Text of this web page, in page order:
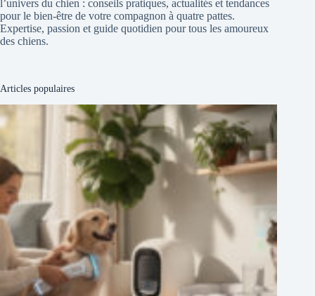
l’univers du chien : conseils pratiques, actualités et tendances
pour le bien-être de votre compagnon à quatre pattes.
Expertise, passion et guide quotidien pour tous les amoureux
des chiens.
Articles populaires